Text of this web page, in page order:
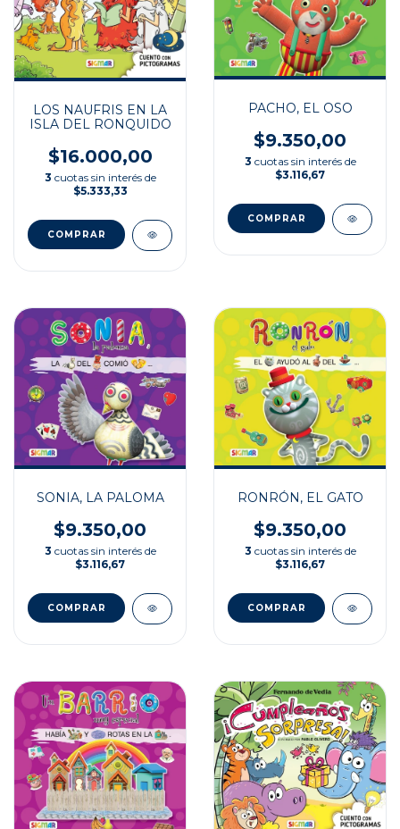
LOS NAUFRIS EN LA
ISLA DEL RONQUIDO
$16.000,00
3 cuotas sin interés de
$5.333,33
PACHO, EL OSO
$9.350,00
3 cuotas sin interés de
$3.116,67
SONIA, LA PALOMA
$9.350,00
3 cuotas sin interés de
$3.116,67
RONRÓN, EL GATO
$9.350,00
3 cuotas sin interés de
$3.116,67